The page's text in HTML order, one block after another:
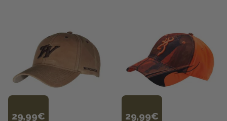
29,99€ 29,99€